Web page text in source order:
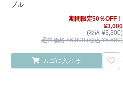
ブル
期間限定50％OFF！
¥3,000
(税込 ¥3,300)
通常価格 ¥6,000 (税込 ¥6,600)
カゴに入れる